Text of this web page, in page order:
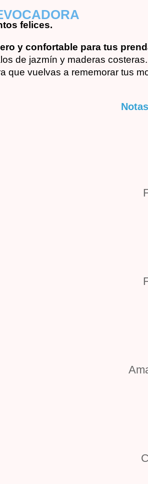
felices.
y confortable para tus
de jazmín y maderas
que vuelvas a rememorar tus